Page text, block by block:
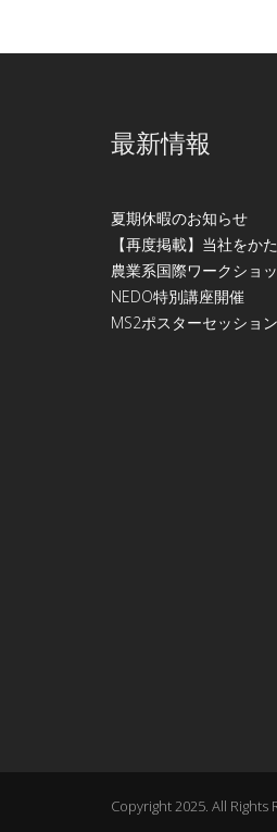
最新情報
夏期休暇のお知らせ
【再度掲載】当社をか
農業系国際ワークショ
NEDO特別講座開催
МS2ポスターセッション
Copyright 2025. All Rights